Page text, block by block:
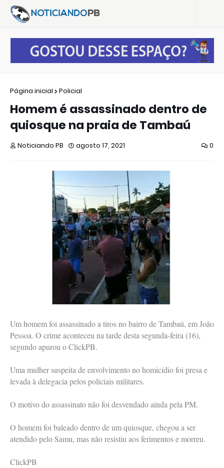
Página inicial Policial
Homem é assassinado dentro de
quiosque na praia de Tambaú
Noticiando PB agosto 17, 2021 0
Um homem foi assassinado a tiros no bairro de Tambaú, em João
Pessoa. O crime aconteceu na tarde desta segunda-feira (16),
segundo apurou o ClickPB.
Uma mulher suspeita de envolvimento no homicídio foi presa e
levada à delegacia pelos policiais militares.
O motivo do assassinato não foi desvendado ainda pela PM.
O homem foi baleado dentro de um quiosque, chegou a ser
atendido pelo Samu, mas não resistiu aos ferimentos e morreu.
ClickPB